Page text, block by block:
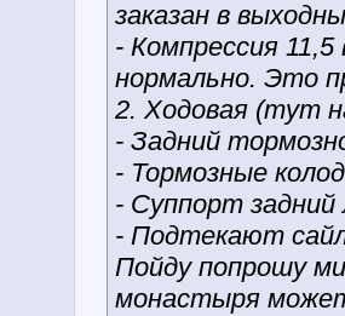
заказан в
- Компрессия
нормально. Это
2. Ходовая (тут
- Задний
- Тормозные
- Суппорт
- Подтекают
Пойду попрошу
монастыря